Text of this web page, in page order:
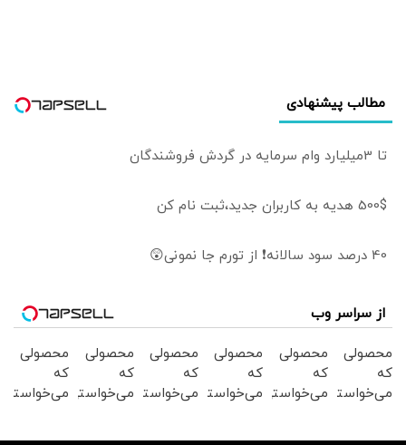
مطالب پیشنهادی
تا 3میلیارد وام سرمایه در گردش فروشندگان
500$ هدیه به کاربران جدید،ثبت نام کن
40 درصد سود سالانه❗ از تورم جا نمونی😲
از سراسر وب
محصولی
که
می‌خواستی
محصولی
که
می‌خواستی
محصولی
که
می‌خواستی
محصولی
که
می‌خواستی
محصولی
که
می‌خواستی
محصولی
که
می‌خواستی